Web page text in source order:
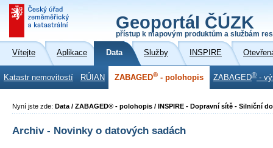
Geoportál ČÚZK
přístup k mapovým produktům a službám
Vítejte Aplikace Data Služby INSPIRE
Katastr nemovitostí RÚIAN ZABAGED® - polohopis ZABAGED® -
Nyní jste zde: Data / ZABAGED® - polohopis / INSPIRE - Dopravní sítě - Silniční
Archiv - Novinky o datových sadách